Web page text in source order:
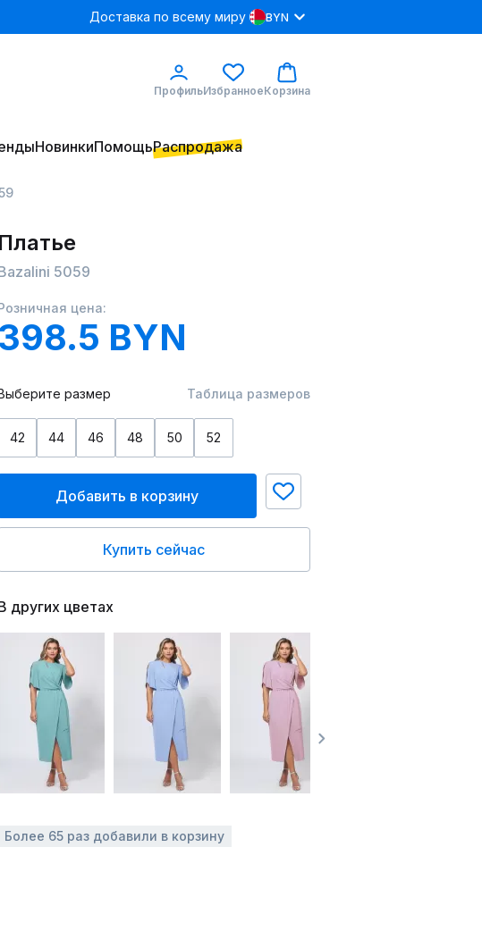
Доставка по всему миру BYN
ПрофильИзбранноеКорзина
НовинкиПомощьРаспродажа
Платье
5059
цена:
398.5 BYN
размер Таблица размеров
42 44 46 48 50 52
Добавить в корзину
Купить сейчас
других цветах
Более 65 раз добавили в корзину